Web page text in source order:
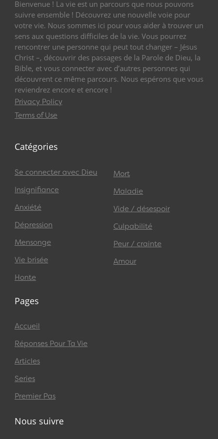
Bienvenue ! La vie est un parcours que nous pouvons
suivre ensemble ! Découvrez une nouvelle voie pour
votre vie. Nous sommes ici pour vous aider à trouver un
sens aux questions difficiles de la vie. Vous pourrez
rencontrer une personne qui peut tout changer – Jésus
Christ –, découvrir des passages de la Parole de Dieu, la
Bible, et vous connecter avec d’autres personnes qui
découvrent ce même parcours. Nous espérons que vous
reviendrez encore et encore !
Privacy Policy
Terms of Use
Catégories
Se connecter avec Dieu
Insignifiance
Anxiété
Dépression
Mensonge
Vie brisée
Honte
Mort
Maladie
Vide / désespoir
Culpabilité
Peur / crainte
Amour
Pages
Accueil
Réponses Pour Ta Vie
Articles
Series
Premier Pas
Nous suivre